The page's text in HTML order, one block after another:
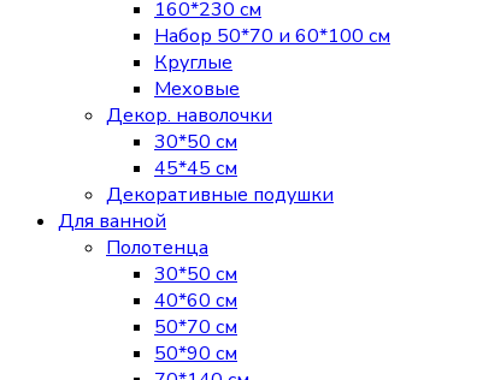
160*230 см
Набор 50*70 и 60*100 см
Круглые
Меховые
Декор. наволочки
30*50 см
45*45 см
Декоративные подушки
Для ванной
Полотенца
30*50 см
40*60 см
50*70 см
50*90 см